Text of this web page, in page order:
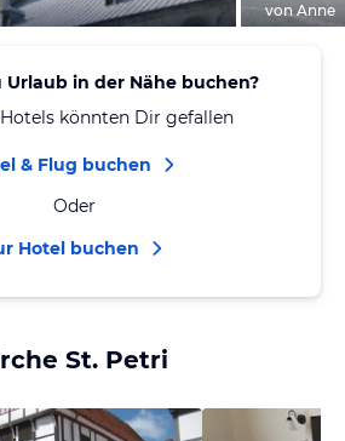
von Anne
Urlaub in der Nähe buchen?
könnten Dir gefallen
& Flug buchen
Oder
Hotel buchen
St. Petri